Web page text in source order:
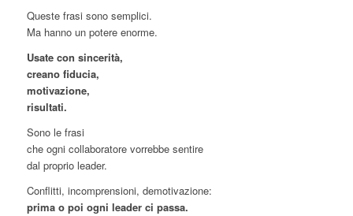
Queste frasi sono semplici.
Ma hanno un potere enorme.
Usate con sincerità,
creano fiducia,
motivazione,
risultati.
Sono le frasi
che ogni collaboratore vorrebbe sentire
dal proprio leader.
Conflitti, incomprensioni, demotivazione:
prima o poi ogni leader ci passa.